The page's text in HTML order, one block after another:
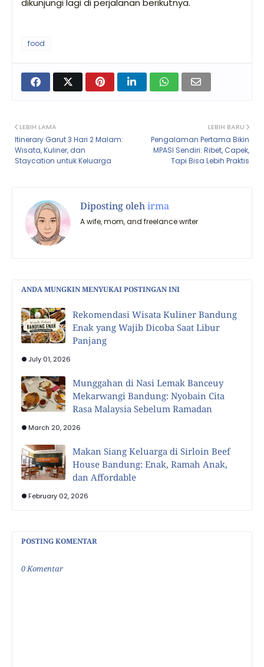
dikunjungi lagi di perjalanan berikutnya.
food
LEBIH BARU
Pengalaman Pertama Bikin
MPASI Sendiri: Ribet, Capek,
Tapi Bisa Lebih Praktis
LEBIH LAMA
Itinerary Garut 3 Hari 2 Malam:
Wisata, Kuliner, dan
Staycation untuk Keluarga
Diposting olehirma
A wife, mom, and freelance writer
ANDA MUNGKIN MENYUKAI POSTINGAN INI
Rekomendasi Wisata Kuliner Bandung
Enak yang Wajib Dicoba Saat Libur
Panjang
July 01, 2026
Munggahan di Nasi Lemak Banceuy
Mekarwangi Bandung: Nyobain Cita
Rasa Malaysia Sebelum Ramadan
March 20, 2026
Makan Siang Keluarga di Sirloin Beef
House Bandung: Enak, Ramah Anak,
dan Affordable
February 02, 2026
POSTING KOMENTAR
0 Komentar